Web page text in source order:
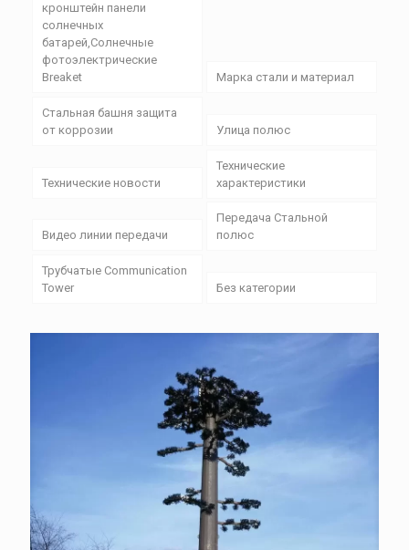
кронштейн панели
солнечных
батарей,Солнечные
фотоэлектрические
Breaket
Марка стали и материал
Стальная башня защита
от коррозии
Улица полюс
Технические новости
Технические
характеристики
Видео линии передачи
Передача Стальной
полюс
Трубчатые Communication
Tower
Без категории